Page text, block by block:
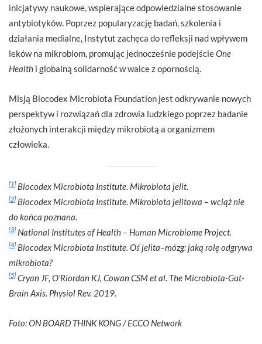
inicjatywy naukowe, wspierające odpowiedzialne stosowanie
antybiotyków. Poprzez popularyzację badań, szkolenia i
działania medialne, Instytut zachęca do refleksji nad wpływem
leków na mikrobiom, promując jednocześnie podejścieOne
Health i globalną solidarność w walce z opornością.
Misją Biocodex Microbiota Foundation jest odkrywanie nowych
perspektyw i rozwiązań dla zdrowia ludzkiego poprzez badanie
złożonych interakcji między mikrobiotą a organizmem
człowieka.
[1] Biocodex Microbiota Institute. Mikrobiota jelit.
[2] Biocodex Microbiota Institute. Mikrobiota jelitowa – wciąż nie
do końca poznana.
[3] National Institutes of Health – Human Microbiome Project.
[4] Biocodex Microbiota Institute. Oś jelita–mózg: jaką rolę odgrywa
mikrobiota?
[5] Cryan JF, O’Riordan KJ, Cowan CSM et al. The Microbiota-Gut-
Brain Axis. Physiol Rev. 2019.
Foto: ON BOARD THINK KONG / ECCO Network